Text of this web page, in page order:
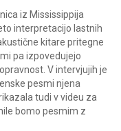
iz Mississippija
interpretacijo lastnih
kitare pritegne
pa izpovedujejo
V intervjujih je
pesmi njena
tudi v videu za
bomo pesmim z